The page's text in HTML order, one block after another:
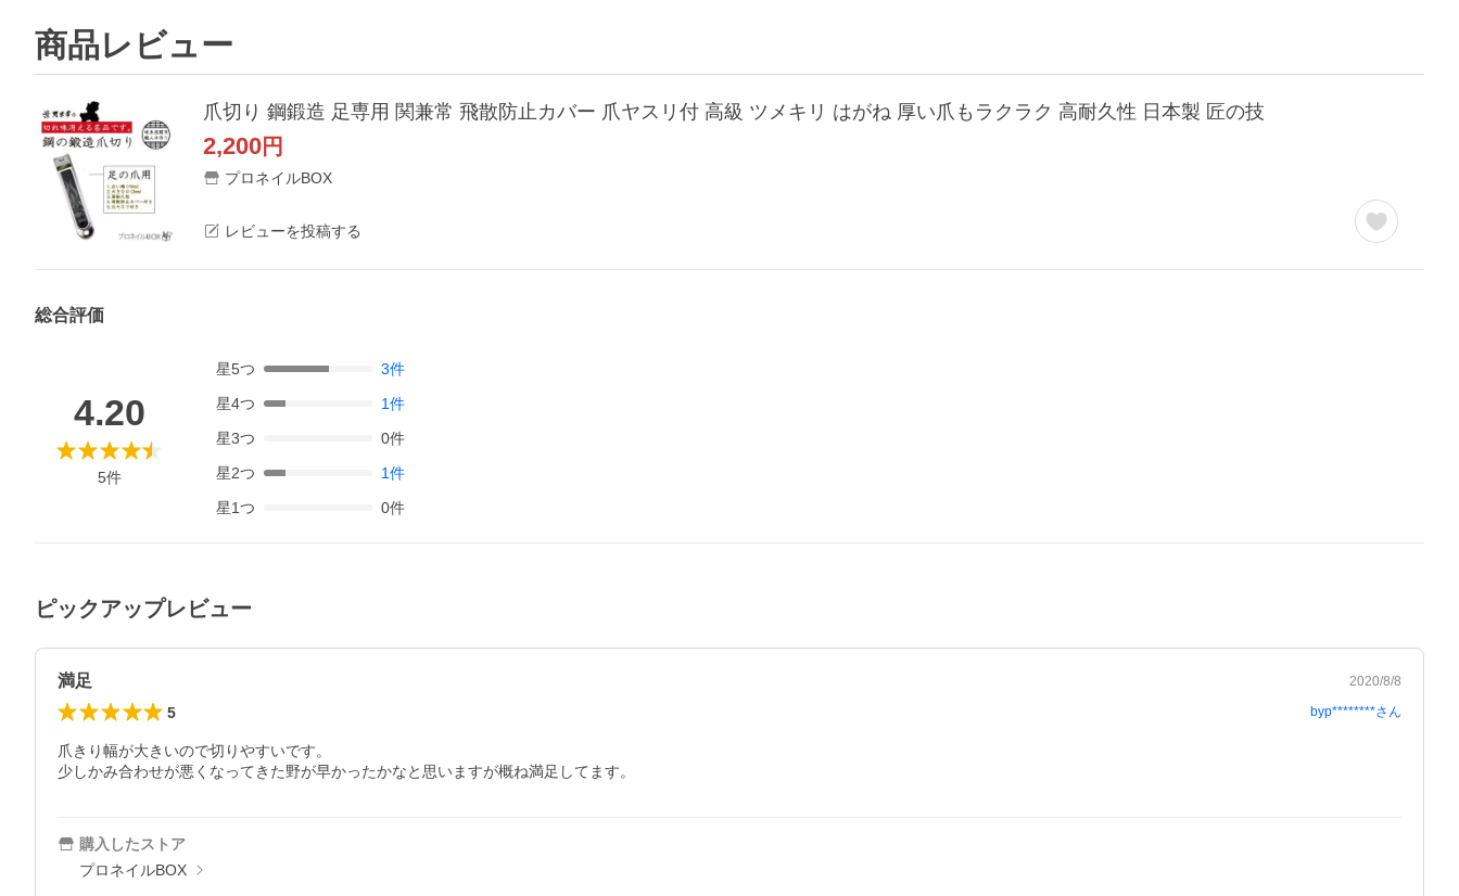
商品レビュー
爪切り 鋼鍛造 足専用 関兼常 飛散防止カバー 爪ヤスリ付 高級 ツメキリ はがね 厚い爪もラクラク 高耐久性 日本製 匠の技
2,200円
プロネイルBOX
レビューを投稿する
総合評価
4.20
5件
星5つ 3件
星4つ 1件
星3つ 0件
星2つ 1件
星1つ 0件
ピックアップレビュー
満足 2020/8/8
5 byp********さん
爪きり幅が大きいので切りやすいです。
少しかみ合わせが悪くなってきた野が早かったかなと思いますが概ね満足してます。
購入したストア
プロネイルBOX